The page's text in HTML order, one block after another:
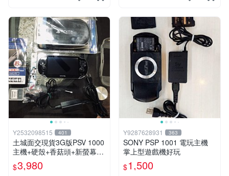
Y2532098515 401
土城面交現貨3G版PSV 1000
主機+硬殼+香菇頭+新螢幕玻
璃貼+初音掛繩+可改機版本8
成新 一年保修如照片所有的
$3,980
Y9287628931 363
SONY PSP 1001 電玩主機
掌上型遊戲機好玩
$1,500